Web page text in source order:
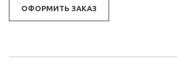
ОФОРМИТЬ ЗАКАЗ